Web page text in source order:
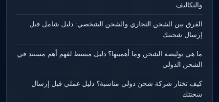
والتكاليف
الفرق بين الشحن التجاري والشحن الشخصي: دليل شامل قبل
إرسال شحنتك
ما هي بوليصة الشحن وما أهميتها؟ دليل مبسط لفهم أهم مستند في
الشحن الدولي
كيف تختار شركة شحن دولي مناسبة؟ دليل عملي قبل إرسال
شحنتك